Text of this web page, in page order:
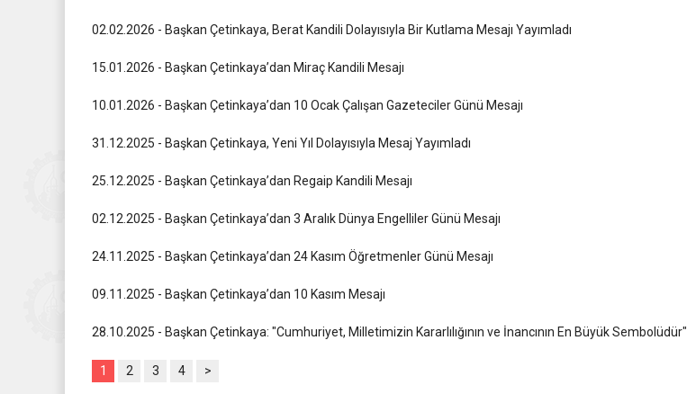
02.02.2026 - Başkan Çetinkaya, Berat Kandili Dolayısıyla Bir Kutlama Mesajı Yayımladı
15.01.2026 - Başkan Çetinkaya’dan Miraç Kandili Mesajı
10.01.2026 - Başkan Çetinkaya’dan 10 Ocak Çalışan Gazeteciler Günü Mesajı
31.12.2025 - Başkan Çetinkaya, Yeni Yıl Dolayısıyla Mesaj Yayımladı
25.12.2025 - Başkan Çetinkaya’dan Regaip Kandili Mesajı
02.12.2025 - Başkan Çetinkaya’dan 3 Aralık Dünya Engelliler Günü Mesajı
24.11.2025 - Başkan Çetinkaya’dan 24 Kasım Öğretmenler Günü Mesajı
09.11.2025 - Başkan Çetinkaya’dan 10 Kasım Mesajı
28.10.2025 - Başkan Çetinkaya: "Cumhuriyet, Milletimizin Kararlılığının ve İnancının En Büyük Sembolüdür"
1 2 3 4 >